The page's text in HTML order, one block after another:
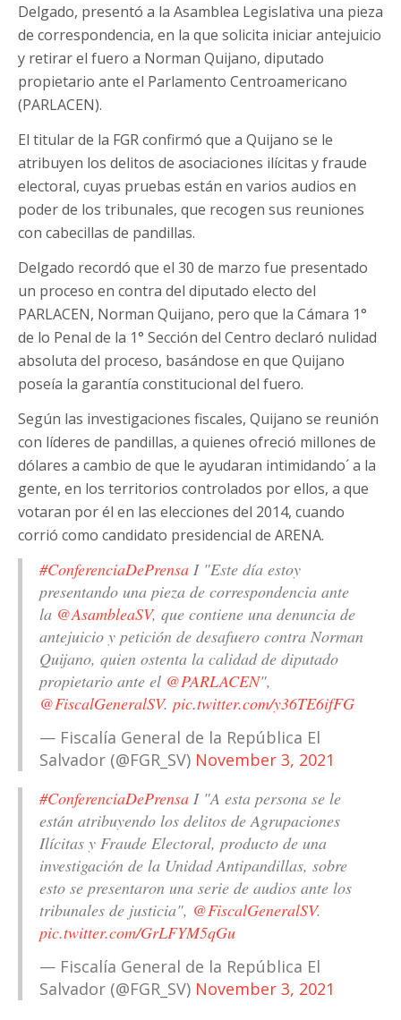
Delgado, presentó a la Asamblea Legislativa una pieza
de correspondencia, en la que solicita iniciar antejuicio
y retirar el fuero a Norman Quijano, diputado
propietario ante el Parlamento Centroamericano
(PARLACEN).
El titular de la FGR confirmó que a Quijano se le
atribuyen los delitos de asociaciones ilícitas y fraude
electoral, cuyas pruebas están en varios audios en
poder de los tribunales, que recogen sus reuniones
con cabecillas de pandillas.
Delgado recordó que el 30 de marzo fue presentado
un proceso en contra del diputado electo del
PARLACEN, Norman Quijano, pero que la Cámara 1°
de lo Penal de la 1° Sección del Centro declaró nulidad
absoluta del proceso, basándose en que Quijano
poseía la garantía constitucional del fuero.
Según las investigaciones fiscales, Quijano se reunión
con líderes de pandillas, a quienes ofreció millones de
dólares a cambio de que le ayudaran intimidando´ a la
gente, en los territorios controlados por ellos, a que
votaran por él en las elecciones del 2014, cuando
corrió como candidato presidencial de ARENA.
#ConferenciaDePrensa I "Este día estoy
presentando una pieza de correspondencia ante
la @AsambleaSV, que contiene una denuncia de
antejuicio y petición de desafuero contra Norman
Quijano, quien ostenta la calidad de diputado
propietario ante el @PARLACEN",
@FiscalGeneralSV. pic.twitter.com/y36TE6ifFG
— Fiscalía General de la República El
Salvador (@FGR_SV) November 3, 2021
#ConferenciaDePrensa I "A esta persona se le
están atribuyendo los delitos de Agrupaciones
Ilícitas y Fraude Electoral, producto de una
investigación de la Unidad Antipandillas, sobre
esto se presentaron una serie de audios ante los
tribunales de justicia", @FiscalGeneralSV.
pic.twitter.com/GrLFYM5qGu
— Fiscalía General de la República El
Salvador (@FGR_SV) November 3, 2021